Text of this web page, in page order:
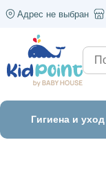
Адрес не выбран
Гигиена и уход